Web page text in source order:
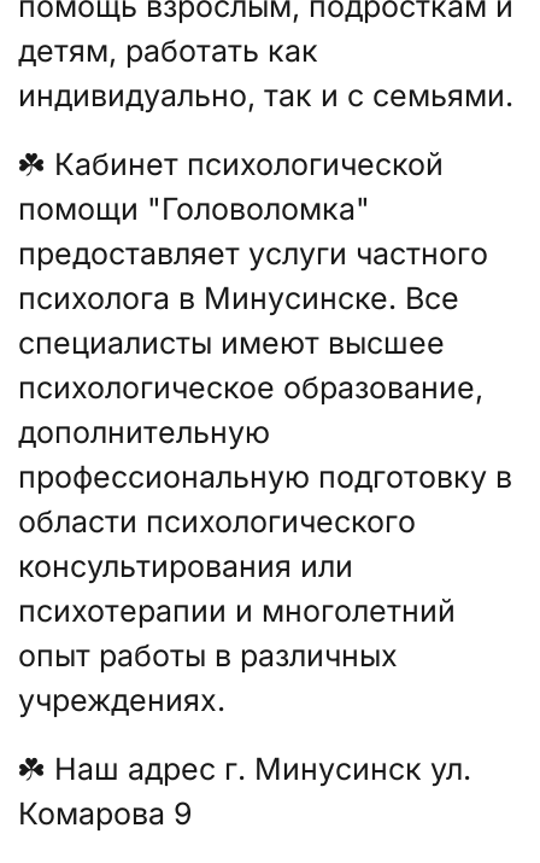
детям, работать как
индивидуально, так и с семьями.
☘️ Кабинет психологической
помощи "Головоломка"
предоставляет услуги частного
психолога в Минусинске. Все
специалисты имеют высшее
психологическое образование,
дополнительную
профессиональную подготовку в
области психологического
консультирования или
психотерапии и многолетний
опыт работы в различных
учреждениях.
☘️ Наш адрес г. Минусинск ул.
Комарова 9